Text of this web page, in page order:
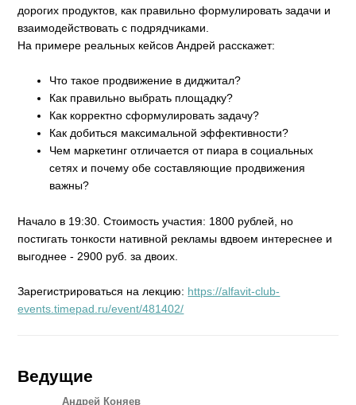
дорогих продуктов, как правильно формулировать задачи и
взаимодействовать с подрядчиками.
На примере реальных кейсов Андрей расскажет:
Что такое продвижение в диджитал?
Как правильно выбрать площадку?
Как корректно сформулировать задачу?
Как добиться максимальной эффективности?
Чем маркетинг отличается от пиара в социальных
сетях и почему обе составляющие продвижения
важны?
Начало в 19:30. Стоимость участия: 1800 рублей, но
постигать тонкости нативной рекламы вдвоем интереснее и
выгоднее - 2900 руб. за двоих.
Зарегистрироваться на лекцию: https://alfavit-club-
events.timepad.ru/event/481402/
Ведущие
Андрей Коняев